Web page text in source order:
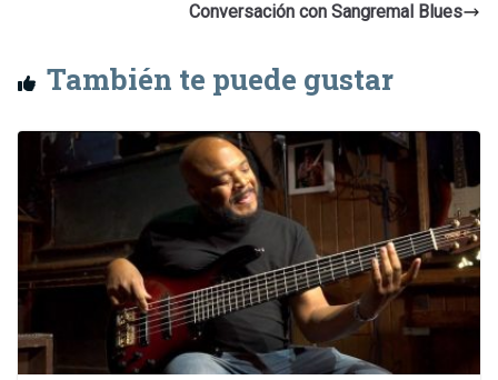
Conversación con Sangremal Blues
También te puede gustar